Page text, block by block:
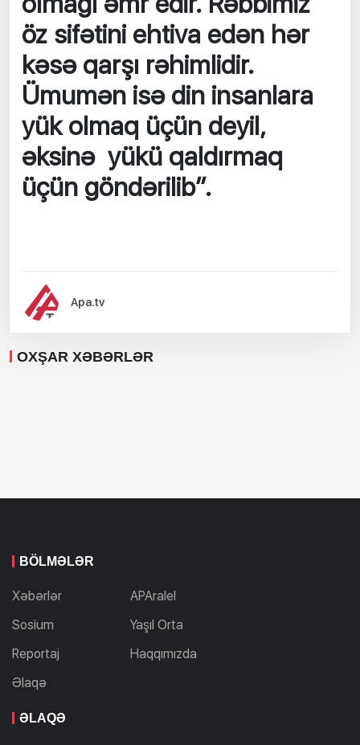
öz sifətini ehtiva edən hər
kəsə qarşı rəhimlidir.
Ümumən isə din insanlara
yük olmaq üçün deyil,
əksinə yükü qaldırmaq
üçün göndərilib”.
Apa.tv
OXŞAR XƏBƏRLƏR
BÖLMƏLƏR
Xəbərlər
APAralel
Sosium
Yaşıl Orta
Reportaj
Haqqımızda
Əlaqə
ƏLAQƏ